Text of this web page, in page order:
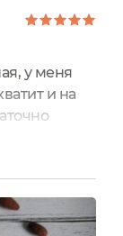
у меня
и на
поняла,
вскрытой
плотно